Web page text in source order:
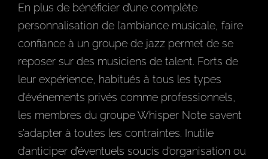
En plus de bénéficier d’une complète
personnalisation de l’ambiance musicale, faire
confiance à un groupe de jazz permet de se
reposer sur des musiciens de talent. Forts de
leur expérience, habitués à tous les types
d’événements privés comme professionnels,
les membres du groupe Whisper Note savent
s’adapter à toutes les contraintes. Inutile
d’anticiper d’éventuels soucis d’organisation ou